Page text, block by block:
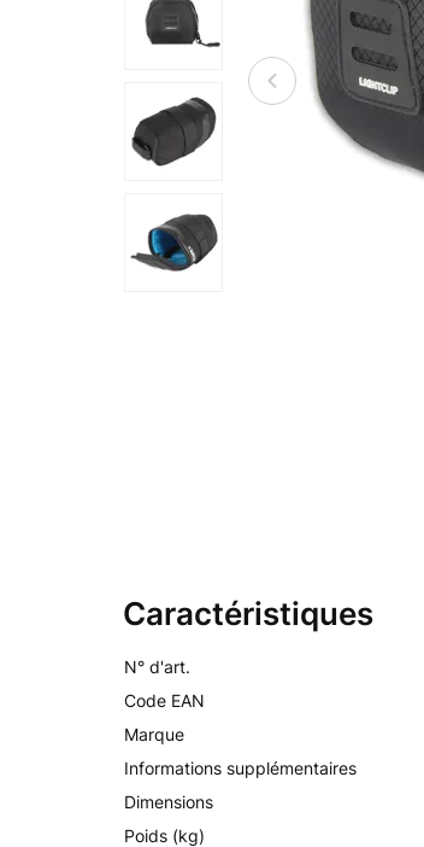
Caractéristiques
N° d'art.
Code EAN
Marque
Informations supplémentaires
Dimensions
Poids (kg)